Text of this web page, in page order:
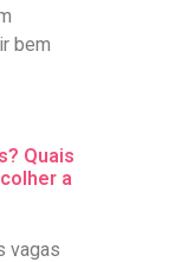
bem
Quais
a
vagas